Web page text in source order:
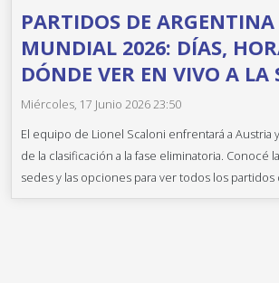
PARTIDOS DE ARGENTINA
MUNDIAL 2026: DÍAS,
DÓNDE VER EN VIVO A LA
Miércoles, 17 Junio 2026 23:50
El equipo de Lionel Scaloni enfrentará a Austria
de la clasificación a la fase eliminatoria. Conocé
sedes y las opciones para ver todos los partidos